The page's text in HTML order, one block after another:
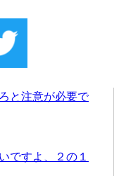
と注意が必要で
ですよ、２の１